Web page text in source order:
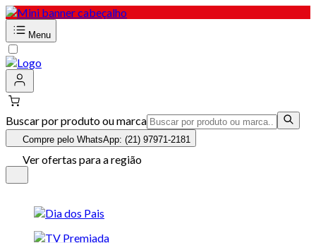
Menu
Buscar por produto ou marca
Compre pelo WhatsApp: (21) 97971-2181
Ver ofertas para a região